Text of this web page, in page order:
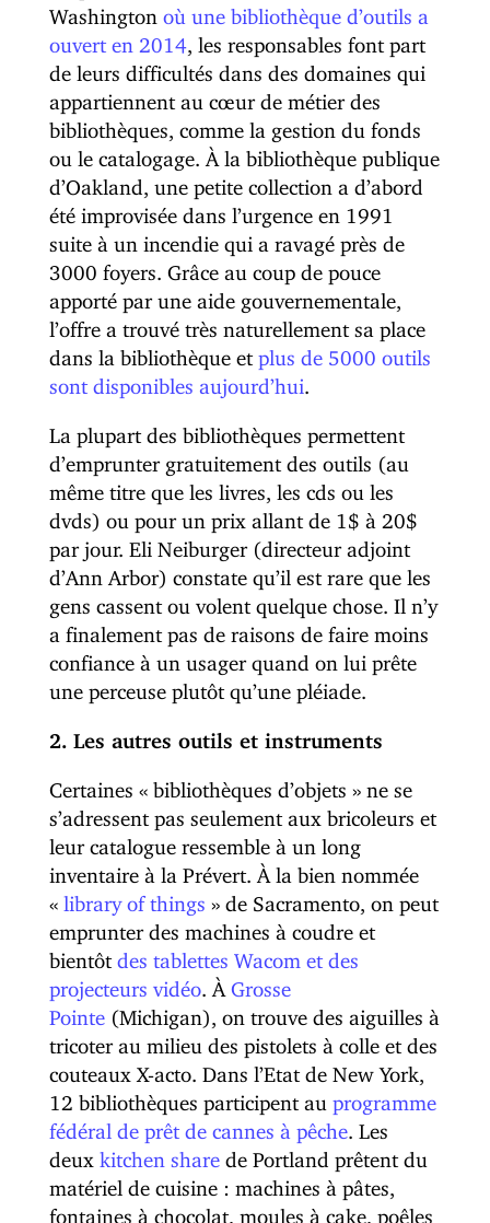
Washington où une bibliothèque d’outils a
ouvert en 2014
, les responsables font part
de leurs difficultés dans des domaines qui
appartiennent au cœur de métier des
bibliothèques, comme la gestion du fonds
ou le catalogage. À la bibliothèque publique
d’Oakland, une petite collection a d’abord
été improvisée dans l’urgence en 1991
suite à un incendie qui a ravagé près de
3000 foyers. Grâce au coup de pouce
apporté par une aide gouvernementale,
l’offre a trouvé très naturellement sa place
dans la bibliothèque et plus de 5000 outils
sont disponibles aujourd’hui
La plupart des bibliothèques permettent
d’emprunter gratuitement des outils (au
même titre que les livres, les cds ou les
dvds) ou pour un prix allant de 1$ à 20$
par jour. Eli Neiburger (directeur adjoint
d’Ann Arbor) constate qu’il est rare que les
gens cassent ou volent quelque chose. Il n’y
a finalement pas de raisons de faire moins
confiance à un usager quand on lui prête
une perceuse plutôt qu’une pléiade.
2. Les autres outils et instruments
Certaines « bibliothèques d’objets » ne se
s’adressent pas seulement aux bricoleurs et
leur catalogue ressemble à un long
inventaire à la Prévert. À la bien nommée
library of things » de Sacramento, on peut
emprunter des machines à coudre et
bientôtdes tablettes Wacom et des
projecteurs vidéo
. À Grosse
Pointe (Michigan), on trouve des aiguilles à
tricoter au milieu des pistolets à colle et des
couteaux X-acto. Dans l’Etat de New York,
12 bibliothèques participent au programme
fédéral de prêt de cannes à pêche . Les
deux kitchen share de Portland prêtent du
matériel de cuisine : machines à pâtes,
fontaines à chocolat, moules à cake, poêles